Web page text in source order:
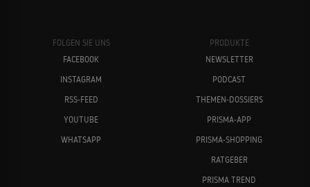
FOLGEN SIE UNS
FACEBOOK
INSTAGRAM
RSS-FEED
YOUTUBE
WHATSAPP
PRODUKTE
NEWSLETTER
PODCAST
THEMEN-DOSSIERS
PRISMA-APP
PRISMA-SHOPPING
RATGEBER
PRISMA TREND